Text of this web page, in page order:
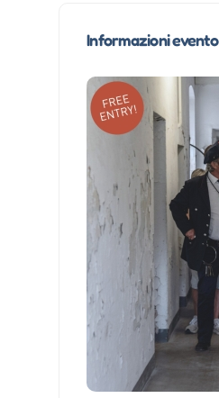
Informazioni evento